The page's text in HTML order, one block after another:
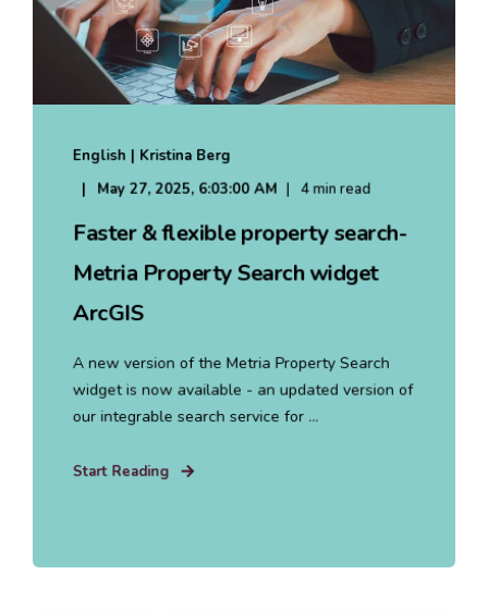
English | Kristina Berg
May 27, 2025, 6:03:00 AM
4 min read
Faster & flexible property search-
Metria Property Search widget
ArcGIS
A new version of the Metria Property Search
widget is now available - an updated version of
our integrable search service for ...
Start Reading